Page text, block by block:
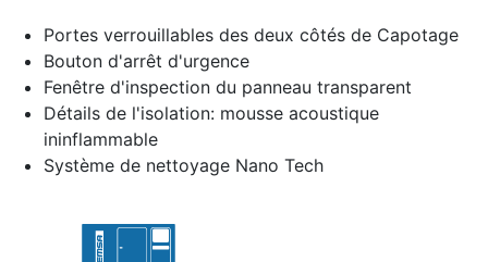
Portes verrouillables des deux côtés de Capotage
Bouton d'arrêt d'urgence
Fenêtre d'inspection du panneau transparent
Détails de l'isolation: mousse acoustique
ininflammable
Système de nettoyage Nano Tech